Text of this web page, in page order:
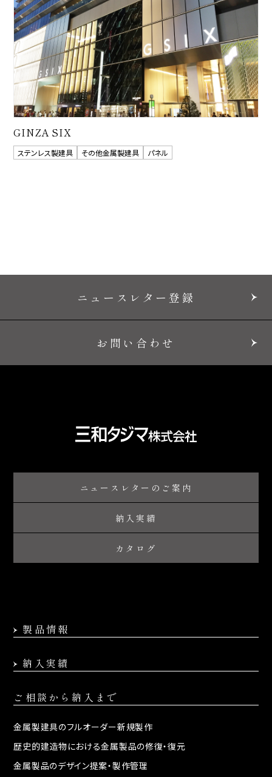
GINZA SIX
ステンレス製建具 その他金属製建具 パネル
ニュースレター登録
お問い合わせ
ニュースレターのご案内
納入実績
カタログ
製品情報
納入実績
ご相談から納入まで
金属製建具のフルオーダー新規製作
歴史的建造物における金属製品の修復・復元
金属製品のデザイン提案・製作管理